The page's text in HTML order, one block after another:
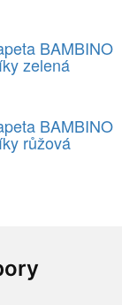
BAMBINO
zelená
BAMBINO
růžová